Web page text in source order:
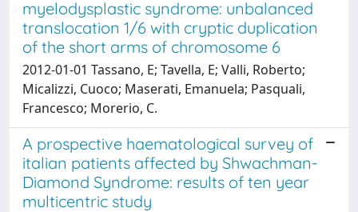
myelodysplastic syndrome: unbalanced
translocation 1/6 with cryptic duplication
of the short arms of chromosome 6
2012-01-01 Tassano, E; Tavella, E; Valli, Roberto;
Micalizzi, Cuoco; Maserati, Emanuela; Pasquali,
Francesco; Morerio, C.
A prospective haematological survey of
italian patients affected by Shwachman-
Diamond Syndrome: results of ten year
multicentric study